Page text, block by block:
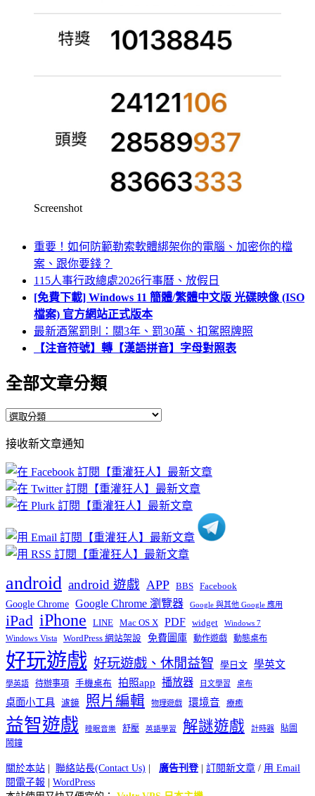
Screenshot
重要！如何防範勒索軟體綁架你的電腦、加密你的檔
案、跟你要錢？
115人事行政總處2026行事曆、放假日
[免費下載] Windows 11 簡體/繁體中文版 光碟映像 (ISO
檔案) 官方網站正式版本
最新酒駕罰則：關3年、罰30萬、扣駕照牌照
【注音符號】轉【漢語拼音】字母對照表
全部文章分類
全
文
章
分
類
接收新文章通知
android android 遊戲 APP BBS Facebook
Google Chrome Google Chrome 瀏覽器 Google 與其他 Google 應用
iPad iPhone LINE Mac OS X PDF widget Windows 7
Windows Vista WordPress 網站架設 免費圖庫 動作遊戲 動態桌布
好玩遊戲 好玩遊戲、休閒益智 學日文 學英文
學英語 待辦事項 手機桌布 拍照app 播放器 日文學習 桌布
桌面小工具 濾鏡 照片編輯 物理遊戲 環境音 療癒
益智遊戲 睡眠音樂 舒壓 英語學習 解謎遊戲 計時器
貼圖
鬧鐘
關於本站 | 聯絡站長(Contact Us) | 廣告刊登| 訂閱新文章 / 用 Email
閱電子報 | WordPress